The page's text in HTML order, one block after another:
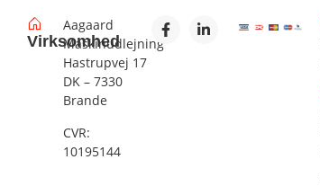
Virksomhed
Aagaard
Maskinudlejning
Hastrupvej 17
DK – 7330
Brande
CVR:
10195144